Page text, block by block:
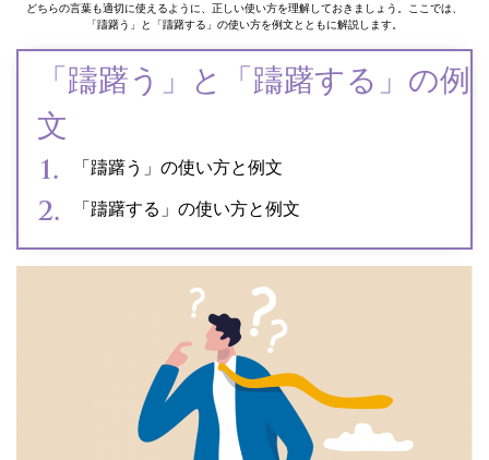
どちらの言葉も適切に使えるように、正しい使い方を理解しておきましょう。ここでは、
「躊躇う」と「躊躇する」の使い方を例文とともに解説します。
「躊躇う」と「躊躇する」の例
文
「躊躇う」の使い方と例文
「躊躇する」の使い方と例文